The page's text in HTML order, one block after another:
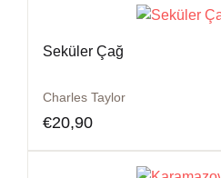
Seküler Çağ
Charles Taylor
€20,90